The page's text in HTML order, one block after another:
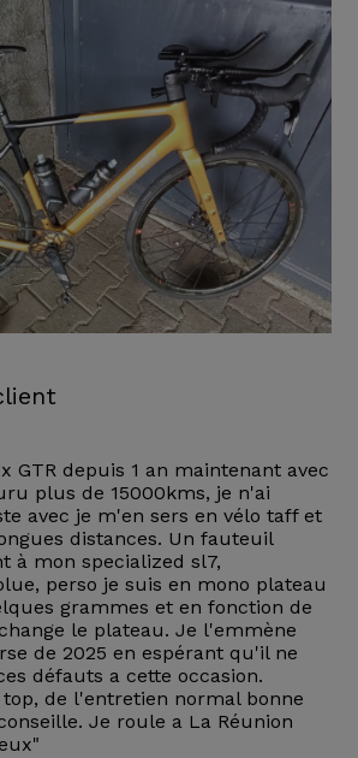
GTR depuis 1 an maintenant avec
plus de 15000kms, je n'ai
avec je m'en sers en vélo taff et
distances. Un fauteuil
à mon specialized sl7,
perso je suis en mono plateau
grammes et en fonction de
le plateau. Je l'emmène
de 2025 en espérant qu'il ne
défauts a cette occasion.
de l'entretien normal bonne
Je roule a La Réunion